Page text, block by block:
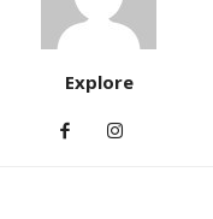
Explore